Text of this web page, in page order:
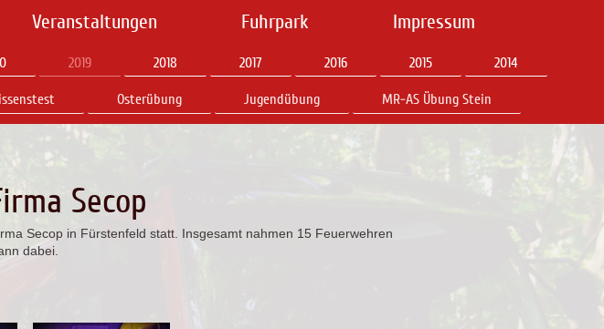
Veranstaltungen Fuhrpark Impressum
2019 2018 2017 2016 2015 2014
Osterübung Jugendübung MR-AS Übung Stein
Secop
Secop in Fürstenfeld statt. Insgesamt nahmen 15 Feuerwehren
dabei.